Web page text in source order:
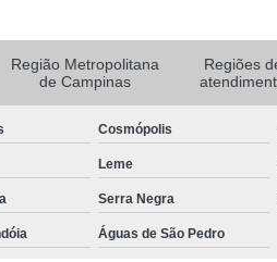
Região Metropolitana
de Campinas
Regiões
Cosmópolis
Leme
Serra Negra
Águas de São Pedro